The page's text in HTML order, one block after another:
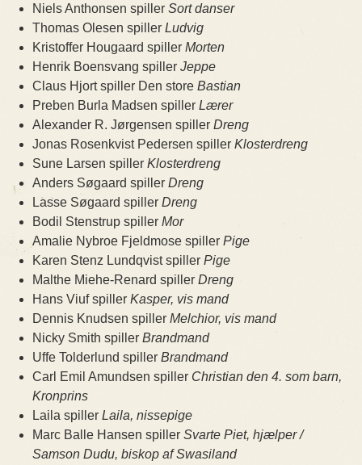
Niels Anthonsen spiller Sort danser
Thomas Olesen spiller Ludvig
Kristoffer Hougaard spiller Morten
Henrik Boensvang spiller Jeppe
Claus Hjort spiller Den store Bastian
Preben Burla Madsen spiller Lærer
Alexander R. Jørgensen spiller Dreng
Jonas Rosenkvist Pedersen spiller Klosterdreng
Sune Larsen spiller Klosterdreng
Anders Søgaard spiller Dreng
Lasse Søgaard spiller Dreng
Bodil Stenstrup spiller Mor
Amalie Nybroe Fjeldmose spiller Pige
Karen Stenz Lundqvist spiller Pige
Malthe Miehe-Renard spiller Dreng
Hans Viuf spiller Kasper, vis mand
Dennis Knudsen spiller Melchior, vis mand
Nicky Smith spiller Brandmand
Uffe Tolderlund spiller Brandmand
Carl Emil Amundsen spiller Christian den 4. som barn,
Kronprins
Laila spiller Laila, nissepige
Marc Balle Hansen spiller Svarte Piet, hjælper /
Samson Dudu, biskop af Swasiland